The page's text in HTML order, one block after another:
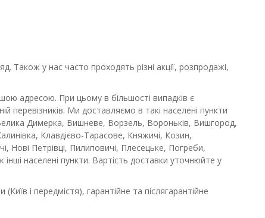
Також у нас часто проходять різні акції, розпродажі,
адресою. При цьому в більшості випадків є
Ми доставляємо в такі населені пункти
Димерка, Вишневе, Ворзель, Вороньків, Вишгород,
Клавдієво-Тарасове, Княжичі, Козин,
Петрівці, Пилиповичі, Плесецьке, Погреби,
населені пункти. Вартість доставки уточнюйте у
і передмістя), гарантійне та післягарантійне